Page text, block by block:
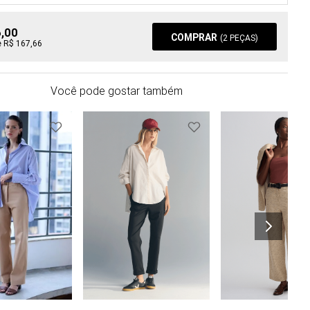
R$ 167,66 COMPRAR (2 PEÇAS)
Você pode gostar também
G GG P